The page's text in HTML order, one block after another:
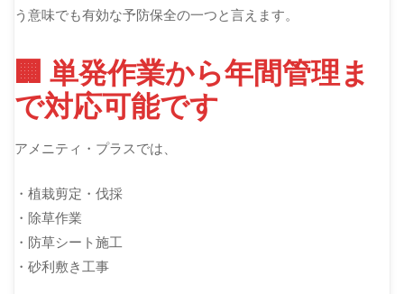
う意味でも有効な予防保全の一つと言えます。
🏢 単発作業から年間管理ま
で対応可能です
アメニティ・プラスでは、
・植栽剪定・伐採
・除草作業
・防草シート施工
・砂利敷き工事